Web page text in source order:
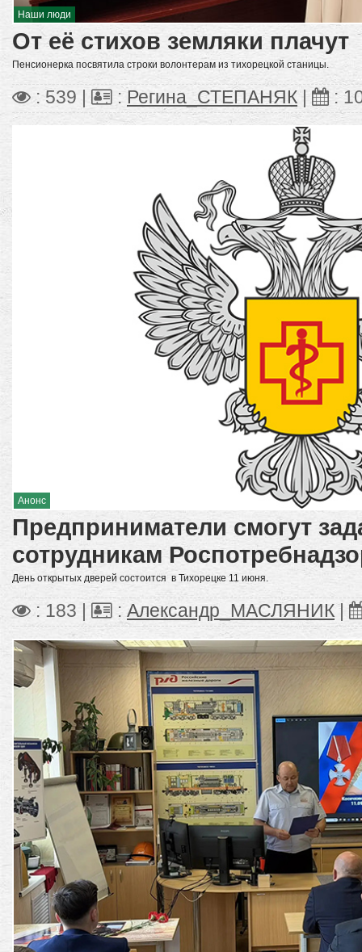
Наши люди
От её стихов земляки плачут
Пенсионерка посвятила строки волонтерам из тихорецкой станицы.
: 539 | : Регина_СТЕПАНЯК :
Анонс
Предприниматели смогут
сотрудникам
День открытых дверей состоится в Тихорецке 11 июня.
: 183 | : Александр_МАСЛЯНИК|